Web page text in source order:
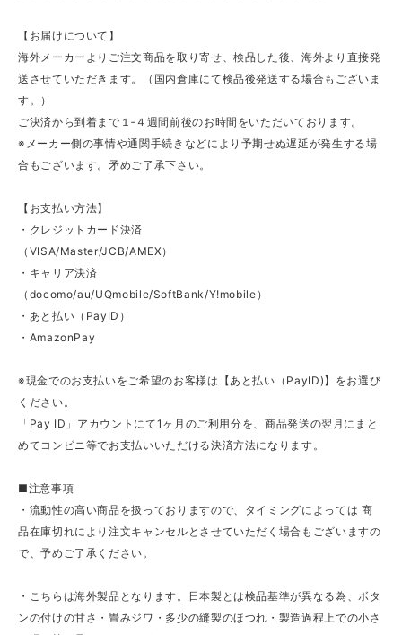
【お届けについて】
海外メーカーよりご注文商品を取り寄せ、検品した後、海外より直接発
送させていただきます。（国内倉庫にて検品後発送する場合もございま
す。）
ご決済から到着まで１‐４週間前後のお時間をいただいております。
※メーカー側の事情や通関手続きなどにより予期せぬ遅延が発生する場
合もございます。矛めご了承下さい。
【お支払い方法】
・クレジットカード決済
（VISA/Master/JCB/AMEX）
・キャリア決済
（docomo/au/UQmobile/SoftBank/Y!mobile）
・あと払い（PayID）
・AmazonPay
※現金でのお支払いをご希望のお客様は【あと払い（PayID)】をお選び
ください。
「Pay ID」アカウントにて1ヶ月のご利用分を、商品発送の翌月にまと
めてコンビニ等でお支払いいただける決済方法になります。
■注意事項
・流動性の高い商品を扱っておりますので、タイミングによっては 商
品在庫切れにより注文キャンセルとさせていただく場合もございますの
で、予めご了承ください。
・こちらは海外製品となります。日本製とは検品基準が異なる為、ボタ
ンの付けの甘さ・畳みジワ・多少の縫製のほつれ・製造過程上での小さ